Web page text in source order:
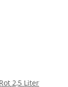
2,5 Liter